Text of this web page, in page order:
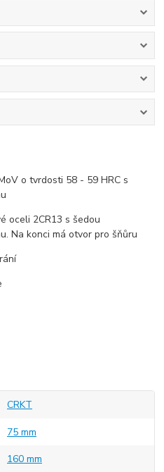
o tvrdosti 58 - 59 HRC s
oceli 2CR13 s šedou
Na konci má otvor pro šňůru
CRKT
75 mm
160 mm